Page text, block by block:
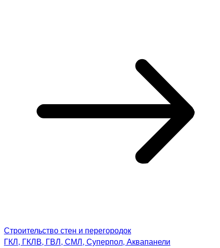
Строительство стен и перегородок
ГКЛ, ГКЛВ, ГВЛ, СМЛ, Суперпол, Аквапанели